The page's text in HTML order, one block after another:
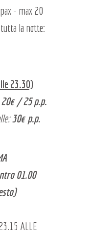
- max 20
tutta la notte:
23.30)
20€ / 25 p.p.
30€ p.p.
01.00
ALLE